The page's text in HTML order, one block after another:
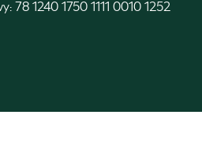
78 1240 1750 1111 0010 1252